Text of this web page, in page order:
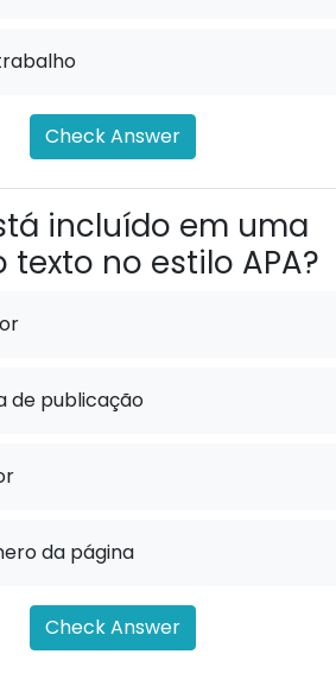
Check Answer
incluído em uma
no estilo APA?
de publicação
da página
Check Answer